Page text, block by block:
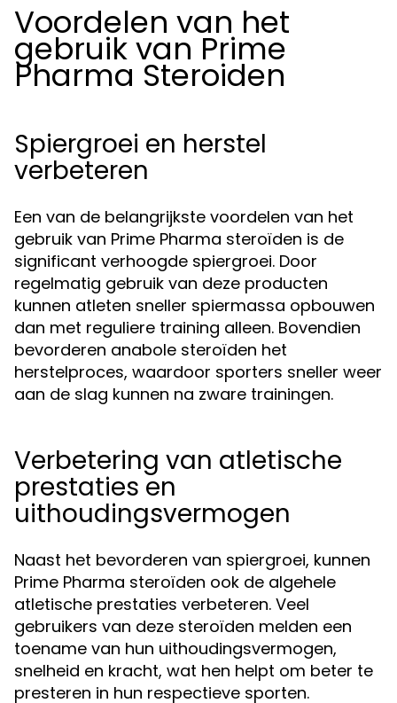
Voordelen van het
gebruik van Prime
Pharma Steroiden
Spiergroei en herstel
verbeteren
Een van de belangrijkste voordelen van het
gebruik van Prime Pharma steroïden is de
significant verhoogde spiergroei. Door
regelmatig gebruik van deze producten
kunnen atleten sneller spiermassa opbouwen
dan met reguliere training alleen. Bovendien
bevorderen anabole steroïden het
herstelproces, waardoor sporters sneller weer
aan de slag kunnen na zware trainingen.
Verbetering van atletische
prestaties en
uithoudingsvermogen
Naast het bevorderen van spiergroei, kunnen
Prime Pharma steroïden ook de algehele
atletische prestaties verbeteren. Veel
gebruikers van deze steroïden melden een
toename van hun uithoudingsvermogen,
snelheid en kracht, wat hen helpt om beter te
presteren in hun respectieve sporten.